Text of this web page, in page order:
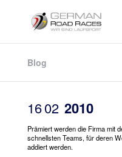
Blog
1602 2010
Prämiert werden die Firma mit
schnellsten Teams, für deren
addiert werden.